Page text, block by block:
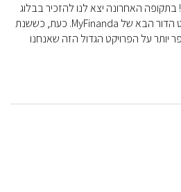
האחרונה יצא לנו להזכיר בבלוג
ובדף הפייסבוק שלנו את פרויקט הדור הבא של MyFinanda. כעת, כששנת
יותר על הפרויקט הגדול הזה שאנחנו